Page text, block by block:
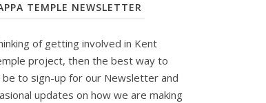
TEMPLE NEWSLETTER
of getting involved in Kent
project, then the best way to
to sign-up for our Newsletter and
updates on how we are making